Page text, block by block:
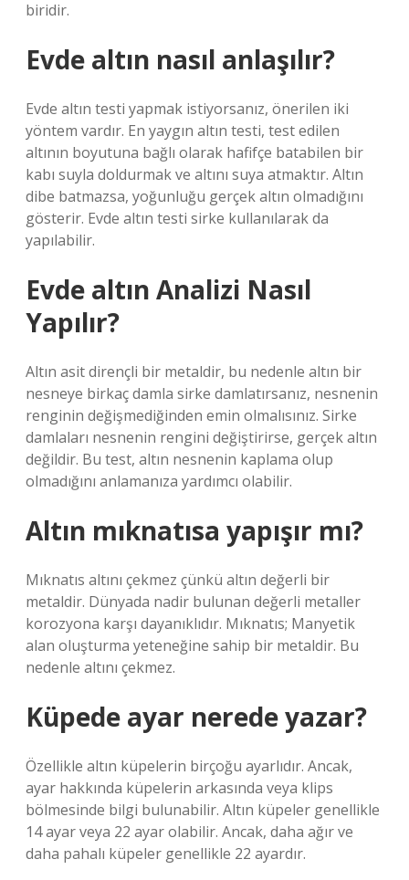
biridir.
Evde altın nasıl anlaşılır?
Evde altın testi yapmak istiyorsanız, önerilen iki
yöntem vardır. En yaygın altın testi, test edilen
altının boyutuna bağlı olarak hafifçe batabilen bir
kabı suyla doldurmak ve altını suya atmaktır. Altın
dibe batmazsa, yoğunluğu gerçek altın olmadığını
gösterir. Evde altın testi sirke kullanılarak da
yapılabilir.
Evde altın Analizi Nasıl
Yapılır?
Altın asit dirençli bir metaldir, bu nedenle altın bir
nesneye birkaç damla sirke damlatırsanız, nesnenin
renginin değişmediğinden emin olmalısınız. Sirke
damlaları nesnenin rengini değiştirirse, gerçek altın
değildir. Bu test, altın nesnenin kaplama olup
olmadığını anlamanıza yardımcı olabilir.
Altın mıknatısa yapışır mı?
Mıknatıs altını çekmez çünkü altın değerli bir
metaldir. Dünyada nadir bulunan değerli metaller
korozyona karşı dayanıklıdır. Mıknatıs; Manyetik
alan oluşturma yeteneğine sahip bir metaldir. Bu
nedenle altını çekmez.
Küpede ayar nerede yazar?
Özellikle altın küpelerin birçoğu ayarlıdır. Ancak,
ayar hakkında küpelerin arkasında veya klips
bölmesinde bilgi bulunabilir. Altın küpeler genellikle
14 ayar veya 22 ayar olabilir. Ancak, daha ağır ve
daha pahalı küpeler genellikle 22 ayardır.